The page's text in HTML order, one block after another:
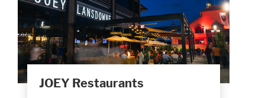
JOEY Restaurants